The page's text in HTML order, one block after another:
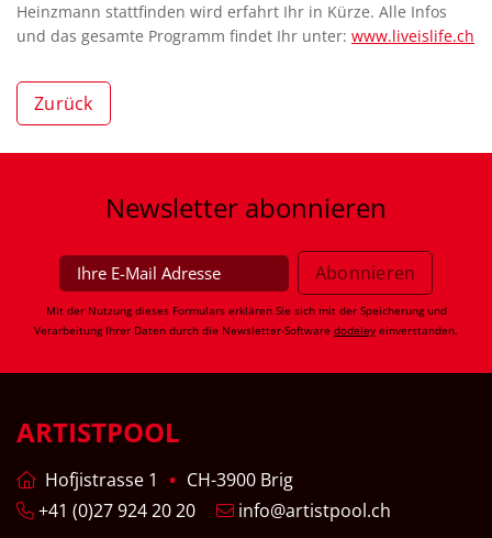
Heinzmann stattfinden wird erfahrt Ihr in Kürze. Alle Infos
und das gesamte Programm findet Ihr unter: www.liveislife.ch
Zurück
Newsletter abonnieren
Mit der Nutzung dieses Formulars erklären Sie sich mit der Speicherung und
Verarbeitung Ihrer Daten durch die Newsletter-Software dodeley einverstanden.
ARTISTPOOL
Hofjistrasse 1
CH-3900 Brig
+41 (0)27 924 20 20
info@artistpool.ch